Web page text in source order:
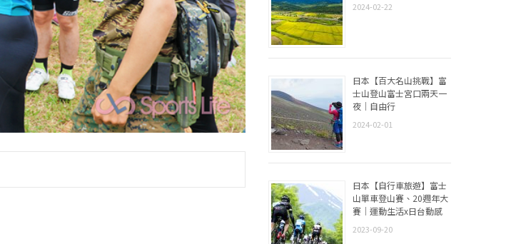
2024-02-22
日本【百大名山挑戰】富
士山登山富士宮口兩天一
夜｜自由行
2024-02-01
日本【自行車旅遊】富士
山單車登山賽、20週年大
賽｜運動生活x日台動感
2023-09-20